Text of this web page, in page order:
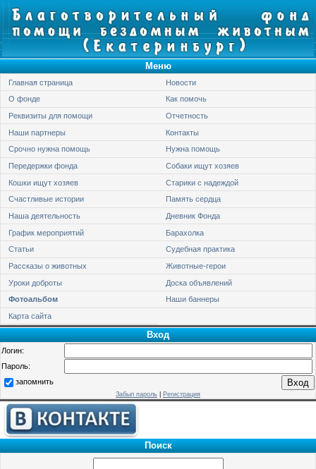
Меню
Главная страница
Новости
О фонде
Как помочь
Реквизиты для помощи
Отчетность
Наши партнеры
Контакты
Срочно нужна помощь
Нужна помощь
Передержки фонда
Собаки ищут хозяев
Кошки ищут хозяев
Старики с надеждой
Счастливые истории
Память сердца
Наша деятельность
Дневник Фонда
График мероприятий
Барахолка
Статьи
Судебная практика
Рассказы о животных
Животные-герои
Уроки доброты
Доска объявлений
Фотоальбом
Наши баннеры
Карта сайта
Вход
Логин:
Пароль:
запомнить
Забыл пароль Регистрация
Поиск